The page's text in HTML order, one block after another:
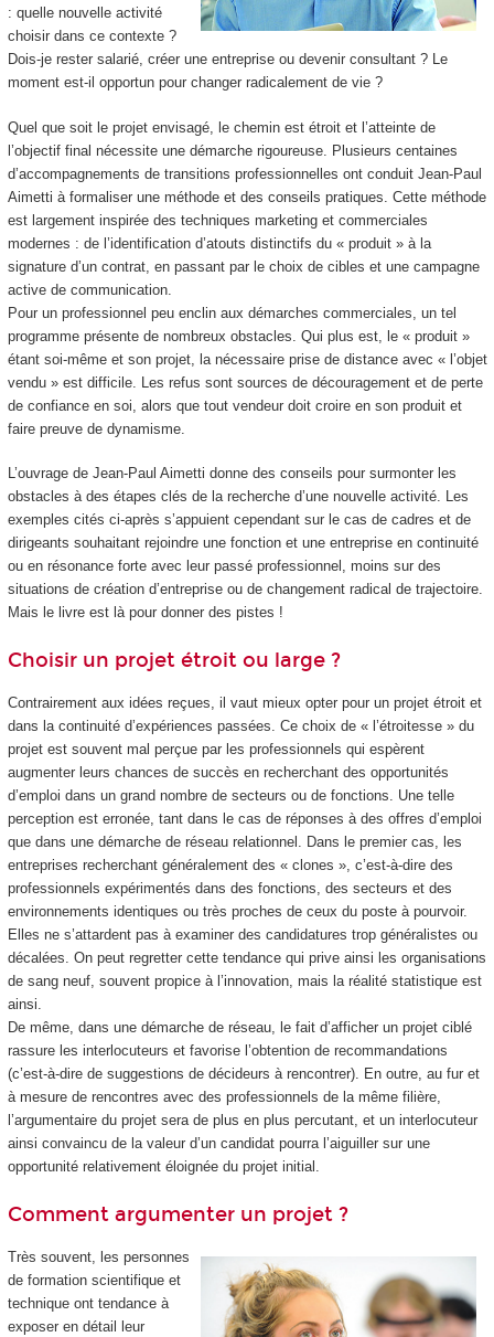
: quelle nouvelle activité
choisir dans ce contexte ?
Dois-je rester salarié, créer une entreprise ou devenir consultant ? Le
moment est-il opportun pour changer radicalement de vie ?
Quel que soit le projet envisagé, le chemin est étroit et l’atteinte de
l’objectif final nécessite une démarche rigoureuse. Plusieurs centaines
d’accompagnements de transitions professionnelles ont conduit Jean-Paul
Aimetti à formaliser une méthode et des conseils pratiques. Cette méthode
est largement inspirée des techniques marketing et commerciales
modernes : de l’identification d’atouts distinctifs du « produit » à la
signature d’un contrat, en passant par le choix de cibles et une campagne
active de communication.
Pour un professionnel peu enclin aux démarches commerciales, un tel
programme présente de nombreux obstacles. Qui plus est, le « produit »
étant soi-même et son projet, la nécessaire prise de distance avec « l’objet
vendu » est difficile. Les refus sont sources de découragement et de perte
de confiance en soi, alors que tout vendeur doit croire en son produit et
faire preuve de dynamisme.
L’ouvrage de Jean-Paul Aimetti donne des conseils pour surmonter les
obstacles à des étapes clés de la recherche d’une nouvelle activité. Les
exemples cités ci-après s’appuient cependant sur le cas de cadres et de
dirigeants souhaitant rejoindre une fonction et une entreprise en continuité
ou en résonance forte avec leur passé professionnel, moins sur des
situations de création d’entreprise ou de changement radical de trajectoire.
Mais le livre est là pour donner des pistes !
Choisir un projet étroit ou large ?
Contrairement aux idées reçues, il vaut mieux opter pour un projet étroit et
dans la continuité d’expériences passées. Ce choix de « l’étroitesse » du
projet est souvent mal perçue par les professionnels qui espèrent
augmenter leurs chances de succès en recherchant des opportunités
d’emploi dans un grand nombre de secteurs ou de fonctions. Une telle
perception est erronée, tant dans le cas de réponses à des offres d’emploi
que dans une démarche de réseau relationnel. Dans le premier cas, les
entreprises recherchant généralement des « clones », c’est-à-dire des
professionnels expérimentés dans des fonctions, des secteurs et des
environnements identiques ou très proches de ceux du poste à pourvoir.
Elles ne s’attardent pas à examiner des candidatures trop généralistes ou
décalées. On peut regretter cette tendance qui prive ainsi les organisations
de sang neuf, souvent propice à l’innovation, mais la réalité statistique est
ainsi.
De même, dans une démarche de réseau, le fait d’afficher un projet ciblé
rassure les interlocuteurs et favorise l’obtention de recommandations
(c’est-à-dire de suggestions de décideurs à rencontrer). En outre, au fur et
à mesure de rencontres avec des professionnels de la même filière,
l’argumentaire du projet sera de plus en plus percutant, et un interlocuteur
ainsi convaincu de la valeur d’un candidat pourra l’aiguiller sur une
opportunité relativement éloignée du projet initial.
Comment argumenter un projet ?
Très souvent, les personnes
de formation scientifique et
technique ont tendance à
exposer en détail leur